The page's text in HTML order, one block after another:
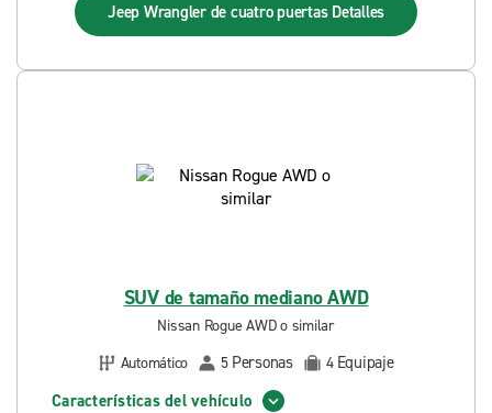
Jeep Wrangler de cuatro puertas Detalles
SUV de tamaño mediano AWD
Nissan Rogue AWD o similar
Automático
5 Personas 4 Equipaje
Características del vehículo